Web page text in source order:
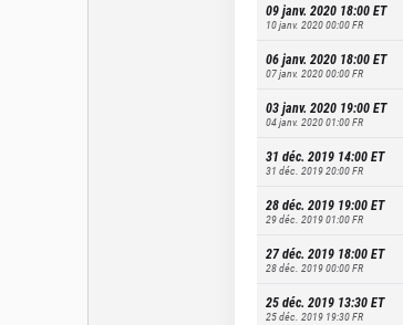
09 janv. 2020 18:00ET
10 janv. 2020 00:00FR
06 janv. 2020 18:00ET
07 janv. 2020 00:00FR
03 janv. 2020 19:00ET
04 janv. 2020 01:00FR
31 déc. 2019 14:00ET
31 déc. 2019 20:00FR
28 déc. 2019 19:00ET
29 déc. 2019 01:00FR
27 déc. 2019 18:00ET
28 déc. 2019 00:00FR
25 déc. 2019 13:30ET
25 déc. 2019 19:30FR